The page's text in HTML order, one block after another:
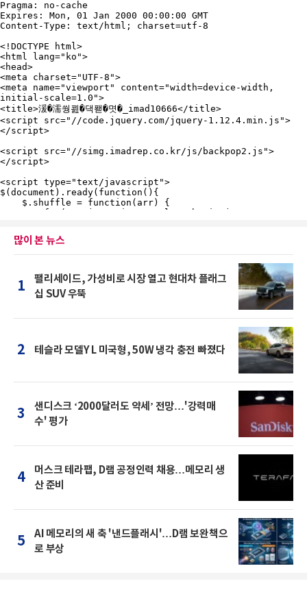
많이 본 뉴스
1
팰리세이드, 가성비로 시장 열고 현대차 플래그
십 SUV 우뚝
2 테슬라 모델Y L 미국형, 50W 냉각 충전 빠졌다
3
샌디스크 ‘2000달러도 약세’ 전망…'강력매
수' 평가
4
머스크 테라팹, D램 공정인력 채용…메모리 생
산 준비
5
AI 메모리의 새 축 '낸드플래시'…D램 보완책으
로 부상